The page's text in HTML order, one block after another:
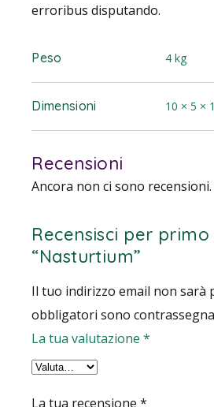
erroribus disputando.
Peso 4 kg
Dimensioni 10 × 5 ×
Recensioni
Ancora non ci sono recensioni.
Recensisci per primo
“Nasturtium”
Il tuo indirizzo email non sarà
obbligatori sono
La tua valutazione*
La tua recensione*